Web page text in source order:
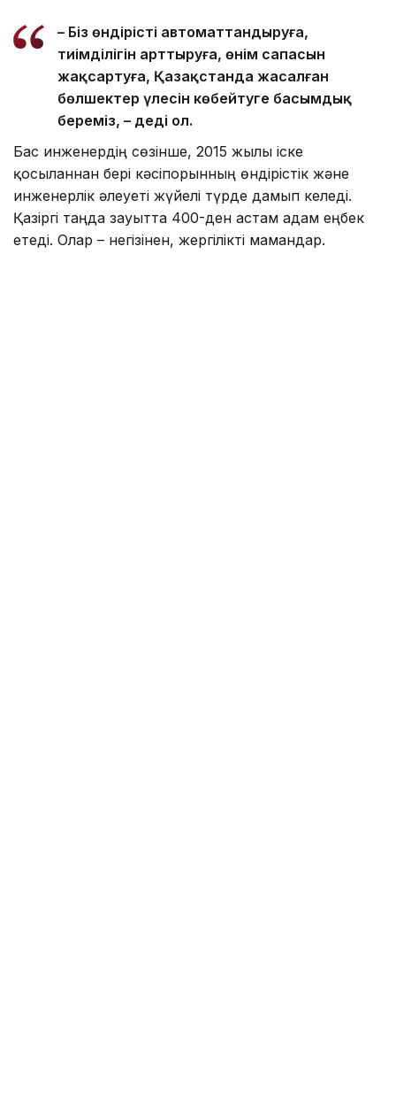
– Біз өндірісті автоматтандыруға,
тиімділігін арттыруға, өнім сапасын
жақсартуға, Қазақстанда жасалған
бөлшектер үлесін көбейтуге басымдық
береміз, – деді ол.
Бас инженердің сөзінше, 2015 жылы іске
қосылғаннан бері кәсіпорынның өндірістік және
инженерлік әлеуеті жүйелі түрде дамып келеді.
Қазіргі таңда зауытта 400-ден астам адам еңбек
етеді. Олар – негізінен, жергілікті мамандар.